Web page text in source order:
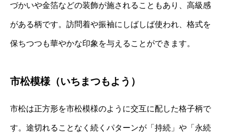
づかいや金箔などの装飾が施されることもあり、高級感
がある柄です。訪問着や振袖にしばしば使われ、格式を
保ちつつも華やかな印象を与えることができます。
市松模様（いちまつもよう）
市松は正方形を市松模様のように交互に配した格子柄で
す。途切れることなく続くパターンが「持続」や「永続